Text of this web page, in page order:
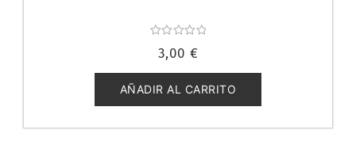
con
de
5
3,00 €
AÑADIR AL CARRITO